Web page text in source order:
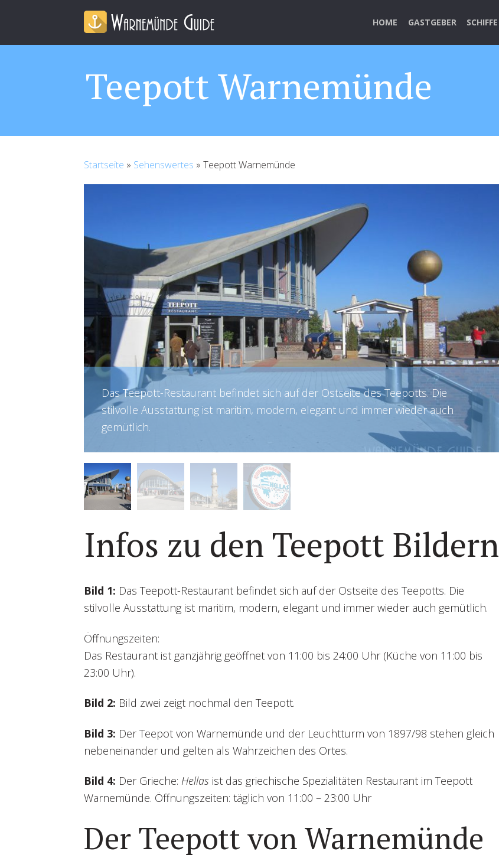
HOME GASTGEBER SCHIFFE
Teepott Warnemünde
Startseite » Sehenswertes » Teepott Warnemünde
Das Teepott-Restaurant befindet sich auf der Ostseite des Teepotts. Die
stilvolle Ausstattung ist maritim, modern, elegant und immer wieder auch
gemütlich.
Infos zu den Teepott Bildern
Bild 1: Das Teepott-Restaurant befindet sich auf der Ostseite des Teepotts. Die
stilvolle Ausstattung ist maritim, modern, elegant und immer wieder auch gemütlich.
Öffnungszeiten:
Das Restaurant ist ganzjährig geöffnet von 11:00 bis 24:00 Uhr (Küche von 11:00 bis
23:00 Uhr).
Bild 2: Bild zwei zeigt nochmal den Teepott.
Bild 3: Der Teepot von Warnemünde und der Leuchtturm von 1897/98 stehen gleich
nebeneinander und gelten als Wahrzeichen des Ortes.
Bild 4: Der Grieche: Hellas ist das griechische Spezialitäten Restaurant im Teepott
Warnemünde. Öffnungszeiten: täglich von 11:00 – 23:00 Uhr
Der Teepott von Warnemünde